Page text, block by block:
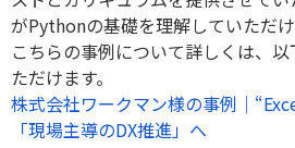
がPythonの基礎を理解していただ
こちらの事例について詳しくは、
ただけます。
株式会社ワークマン様の事例｜
「現場主導のDX推進」へ